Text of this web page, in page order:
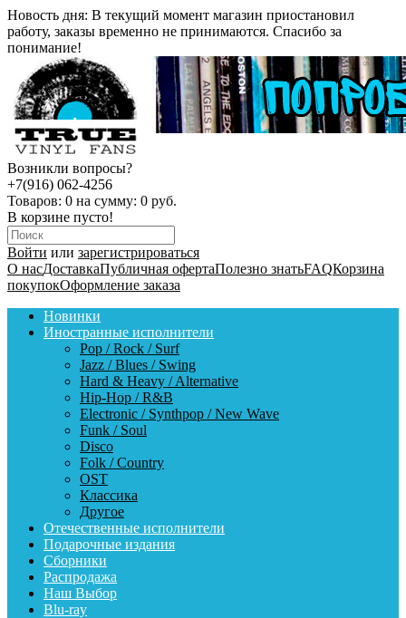
Новость дня: В текущий момент магазин приостановил
работу, заказы временно не принимаются. Спасибо за
понимание!
Возникли вопросы?
+7(916) 062-4256
Товаров: 0 на сумму: 0 руб.
В корзине пусто!
Войти или зарегистрироваться
О насДоставкаПубличная офертаПолезно знатьFAQКорзина
покупокОформление заказа
Новинки
Иностранные исполнители
Pop / Rock / Surf
Jazz / Blues / Swing
Hard & Heavy / Alternative
Hip-Hop / R&B
Electronic / Synthpop / New Wave
Funk / Soul
Disco
Folk / Country
OST
Классика
Другое
Отечественные исполнители
Подарочные издания
Сборники
Распродажа
Наш Выбор
Blu-ray